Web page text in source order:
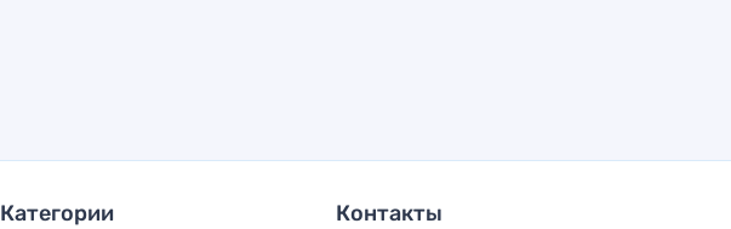
Категории Контакты